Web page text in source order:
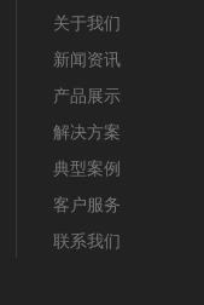
关于我们
新闻资讯
产品展示
解决方案
典型案例
客户服务
联系我们